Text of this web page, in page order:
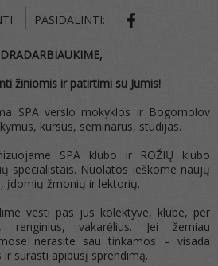
PASIDALINTI:
žiniomis ir patirtimi su Jumis!
SPA verslo mokyklos ir Bogomolov
kursus, seminarus, studijas.
SPA klubo ir ROŽIŲ klubo
specialistais. Nuolatos ieškome naujų
įdomių žmonių ir lektorių.
vesti pas jus kolektyve, klube, per
renginius, vakarėlius. Jei žemiau
nerasite sau tinkamos – visada
surasti apibusį sprendimą.